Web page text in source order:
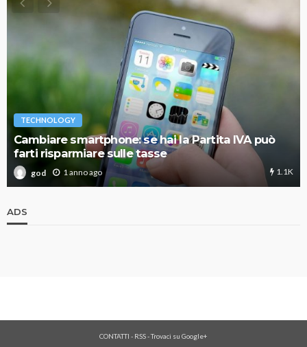
TECHNOLOGY
Cambiare smartphone: se hai la Partita IVA può
farti risparmiare sulle tasse
god 1 anno ago 1.1K
ADS
CONTATTI - RSS-Trovaci su Google+